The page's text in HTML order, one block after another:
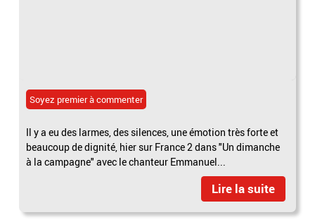
Soyez premier à commenter
Il y a eu des larmes, des silences, une émotion très forte et
beaucoup de dignité, hier sur France 2 dans "Un dimanche
à la campagne" avec le chanteur Emmanuel...
Lire la suite